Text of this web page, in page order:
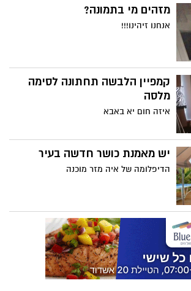
מזהים מי בתמונה?
אנחנו זיהינו!!!
קמפיין הלבשה תחתונה לסימה
מלסה
איזה חום יא באבא
יש מאמנת כושר חדשה בעיר
הדיפלומה של איה מזר מוכנה